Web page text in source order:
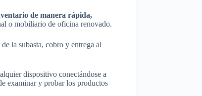
de manera rápida,
o mobiliario de oficina renovado.
la subasta, cobro y entrega al
dispositivo conectándose a
examinar y probar los productos